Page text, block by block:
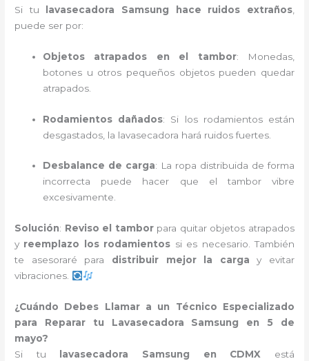
Si tu
lavasecadora Samsung hace ruidos extraños,
puede ser por:
Objetos atrapados en el tambor: Monedas,
botones u otros pequeños objetos pueden quedar
atrapados.
Rodamientos dañados: Si los rodamientos están
desgastados, la lavasecadora hará ruidos fuertes.
Desbalance de carga: La ropa distribuida de forma
incorrecta puede hacer que el tambor vibre
excesivamente.
Solución: Reviso el tamborpara quitar objetos atrapados
y reemplazo los rodamientos si es necesario. También
te asesoraré para distribuir mejor la carga y evitar
vibraciones.
¿Cuándo Debes Llamar a un Técnico Especializado
para Reparar tu Lavasecadora Samsung en 5 de
mayo?
Si tu
lavasecadora Samsung en CDMX está